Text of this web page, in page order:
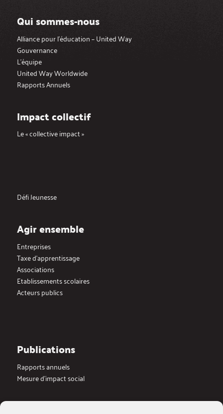
Qui sommes-nous
Alliance pour l’éducation – United Way
Gouvernance
L’équipe
United Way Worldwide
Rapports Annuels
Impact collectif
Le « collective impact »
Défi Jeunesse
Agir ensemble
Entreprises
Taxe d’apprentissage
Associations
Etablissements scolaires
Acteurs publics
Publications
Rapports annuels
Mesure d’impact social